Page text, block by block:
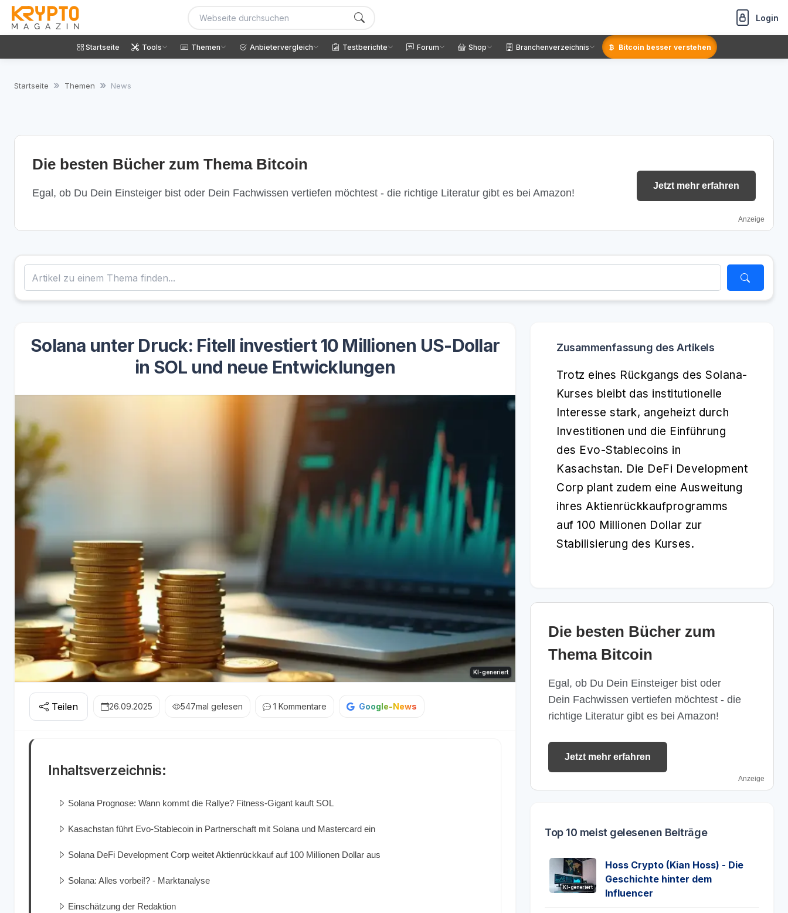
Login
Startseite Tools Themen Anbietervergleich Testberichte Forum Shop Branchenverzeichnis Bitcoin besser verstehen
Startseite Themen News
Die besten Bücher zum Thema Bitcoin
Egal, ob Du Dein Einsteiger bist oder Dein Fachwissen vertiefen möchtest - die richtige Literatur gibt es bei Amazon!
Jetzt mehr erfahren
Anzeige
Solana unter Druck: Fitell investiert 10 Millionen US-Dollar
in SOL und neue Entwicklungen
KI-generiert
Teilen 26.09.2025 547mal gelesen 1 Kommentare Google-News
Inhaltsverzeichnis:
Solana Prognose: Wann kommt die Rallye? Fitness-Gigant kauft SOL
Kasachstan führt Evo-Stablecoin in Partnerschaft mit Solana und Mastercard ein
Solana DeFi Development Corp weitet Aktienrückkauf auf 100 Millionen Dollar aus
Solana: Alles vorbei!? - Marktanalyse
Einschätzung der Redaktion
Zusammenfassung des Artikels
Trotz eines Rückgangs des Solana-
Kurses bleibt das institutionelle
Interesse stark, angeheizt durch
Investitionen und die Einführung
des Evo-Stablecoins in
Kasachstan. Die DeFi Development
Corp plant zudem eine Ausweitung
ihres Aktienrückkaufprogramms
auf 100 Millionen Dollar zur
Stabilisierung des Kurses.
Die besten Bücher zum
Thema Bitcoin
Egal, ob Du Dein Einsteiger bist oder
Dein Fachwissen vertiefen möchtest - die
richtige Literatur gibt es bei Amazon!
Jetzt mehr erfahren
Anzeige
Top 10 meist gelesenen Beiträge
KI-generiert
Hoss Crypto (Kian Hoss) - Die
Geschichte hinter dem
Influencer